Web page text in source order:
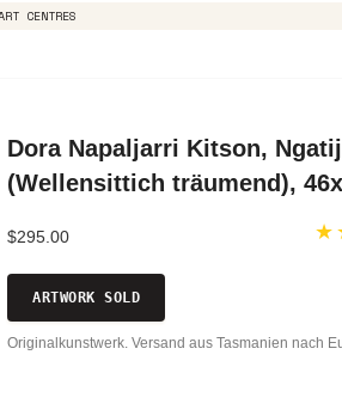
CENTRES
Dora Napaljarri Kitson,
(Wellensittich träumend),
$295.00
ARTWORK SOLD
Originalkunstwerk. Versand aus Tasmanien nach